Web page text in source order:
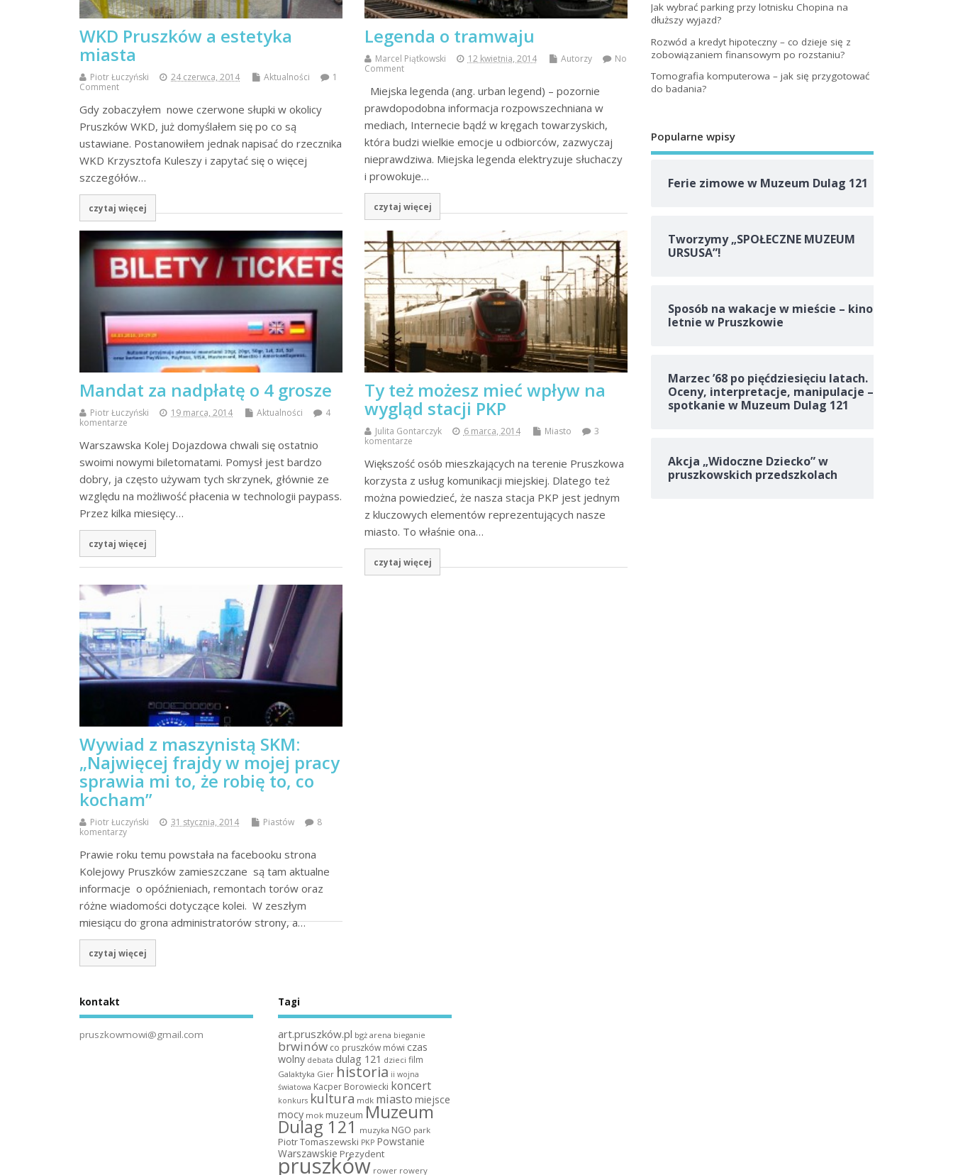
WKD Pruszków a estetyka
miasta
Piotr Łuczyński 24 czerwca, 2014 Aktualności
1
Comment
Gdy zobaczyłem nowe czerwone słupki w okolicy
Pruszków WKD, już domyślałem się po co są
ustawiane. Postanowiłem jednak napisać do rzecznika
WKD Krzysztofa Kuleszy i zapytać się o więcej
szczegółów…
czytaj więcej
Legenda o tramwaju
Marcel Piątkowski 12 kwietnia, 2014 Autorzy
No
Comment
Miejska legenda (ang. urban legend) – pozornie
prawdopodobna informacja rozpowszechniana w
mediach, Internecie bądź w kręgach towarzyskich,
która budzi wielkie emocje u odbiorców, zazwyczaj
nieprawdziwa. Miejska legenda elektryzuje słuchaczy
i prowokuje…
czytaj więcej
Mandat za nadpłatę o 4 grosze
Piotr Łuczyński 19 marca, 2014 Aktualności
4
komentarze
Warszawska Kolej Dojazdowa chwali się ostatnio
swoimi nowymi biletomatami. Pomysł jest bardzo
dobry, ja często używam tych skrzynek, głównie ze
względu na możliwość płacenia w technologii paypass.
Przez kilka miesięcy…
czytaj więcej
Ty też możesz mieć wpływ na
wygląd stacji PKP
Julita Gontarczyk 6 marca, 2014 Miasto
3
komentarze
Większość osób mieszkających na terenie Pruszkowa
korzysta z usług komunikacji miejskiej. Dlatego też
można powiedzieć, że nasza stacja PKP jest jednym
z kluczowych elementów reprezentujących nasze
miasto. To właśnie ona…
czytaj więcej
Wywiad z maszynistą SKM:
„Najwięcej frajdy w mojej pracy
sprawia mi to, że robię to, co
kocham”
Piotr Łuczyński 31 stycznia, 2014 Piastów
8
komentarzy
Prawie roku temu powstała na facebooku strona
Kolejowy Pruszków zamieszczane są tam aktualne
informacje o opóźnieniach, remontach torów oraz
różne wiadomości dotyczące kolei. W zeszłym
miesiącu do grona administratorów strony, a…
czytaj więcej
Jak wybrać parking przy lotnisku Chopina na
dłuższy wyjazd?
Rozwód a kredyt hipoteczny – co dzieje się z
zobowiązaniem finansowym po rozstaniu?
Tomografia komputerowa – jak się przygotować
do badania?
Popularne wpisy
Ferie zimowe w Muzeum Dulag 121
Tworzymy „SPOŁECZNE MUZEUM
URSUSA”!
Sposób na wakacje w mieście – kino
letnie w Pruszkowie
Marzec ’68 po pięćdziesięciu latach.
Oceny, interpretacje, manipulacje –
spotkanie w Muzeum Dulag 121
Akcja „Widoczne Dziecko” w
pruszkowskich przedszkolach
kontakt
pruszkowmowi@gmail.com
Tagi
art.pruszków.pl bgż arena bieganie
brwinów co pruszków mówi czas
wolny debata dulag 121 dzieci film
Galaktyka Gier historia ii wojna
światowa Kacper Borowiecki koncert
konkurs kultura mdk miasto miejsce
mocy mok muzeum Muzeum
Dulag 121 muzyka NGO park
Piotr Tomaszewski PKP Powstanie
Warszawskie Prezydent
pruszków rower rowery